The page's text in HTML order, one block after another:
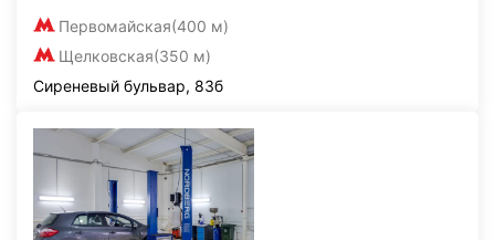
Первомайская(400 м)
Щелковская(350 м)
Сиреневый бульвар, 83б